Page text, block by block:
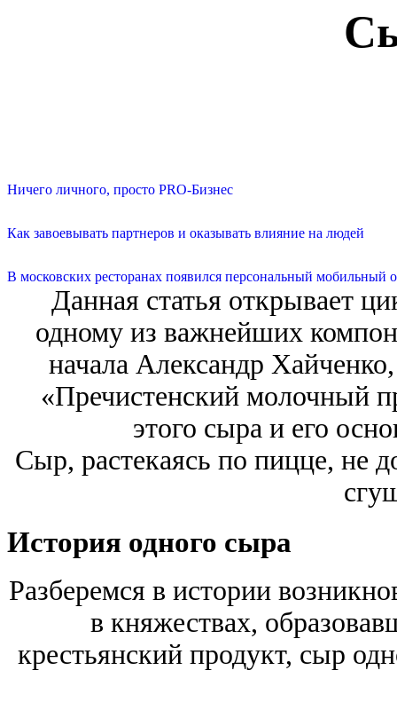
Ничего личного, просто PRO-Бизнес
Как завоевывать партнеров и оказывать влияние на людей
В московских ресторанах появился персональный мобильный
Данная статья открывает
одному из важнейших
начала Александр
«Пречистенский молочный
этого сыра и его
Сыр, растекаясь по пицце, не
История одного сыра
Разберемся в истории
в княжествах,
крестьянский продукт, сыр